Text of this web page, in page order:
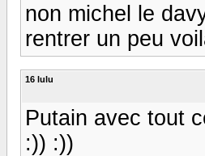
non michel le
rentrer un peu
16 lulu
Putain avec tout
:)) :))